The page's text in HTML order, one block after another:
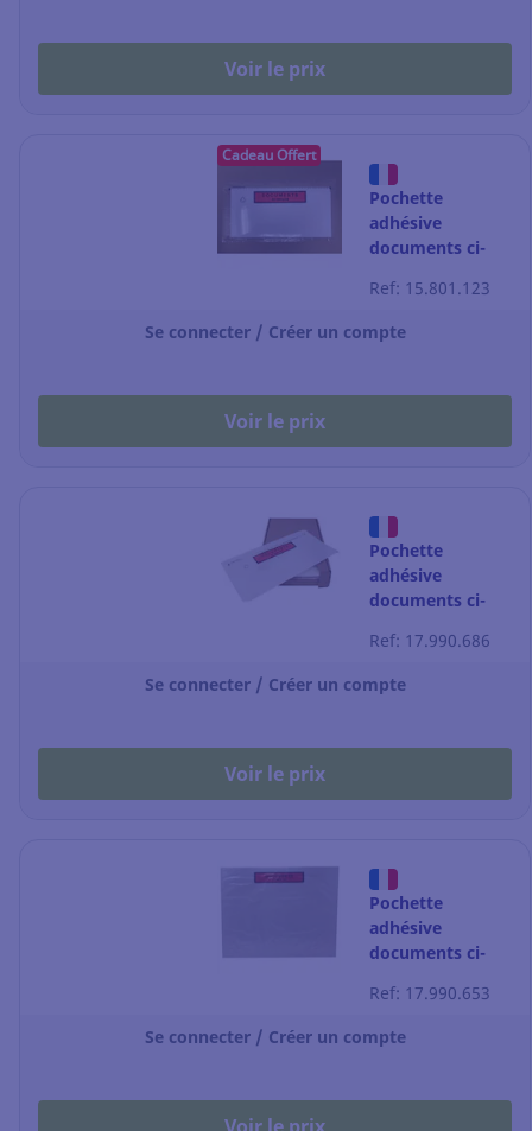
Voir le prix
Cadeau Offert
Pochette
adhésive
documents ci-
- C6 - 175 x 130
mm - par 1000
Ref: 15.801.123
Se connecter / Créer un compte
Voir le prix
Pochette
adhésive
documents ci-
DL - 240 x 130
mm - par 250
Ref: 17.990.686
Se connecter / Créer un compte
Voir le prix
Pochette
adhésive
documents ci-
C4 - 330 x 262
mm - par 500
Ref: 17.990.653
Se connecter / Créer un compte